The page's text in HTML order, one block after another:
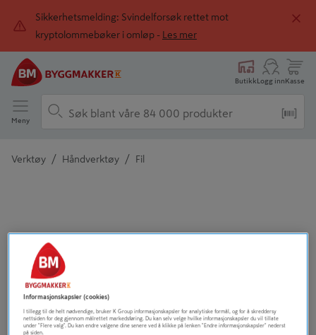
Sikkerhetsmelding: Svindelforsøk rettet mot
kryptolommebøker i omløp -
Les mer
ButikkLogg innKasse
Meny
Verktøy / Håndverktøy / Fil
Informasjonskapsler (cookies)
I tillegg til de helt nødvendige, bruker K Group informasjonskapsler for analytiske formål, og for å skreddersy
nettsiden for deg gjennom målrettet markedsføring. Du kan selv velge hvilke informasjonskapsler du vil tillate
under "Flere valg". Du kan endre valgene dine senere ved å klikke på lenken "Endre informasjonskapsler" nederst
på siden.